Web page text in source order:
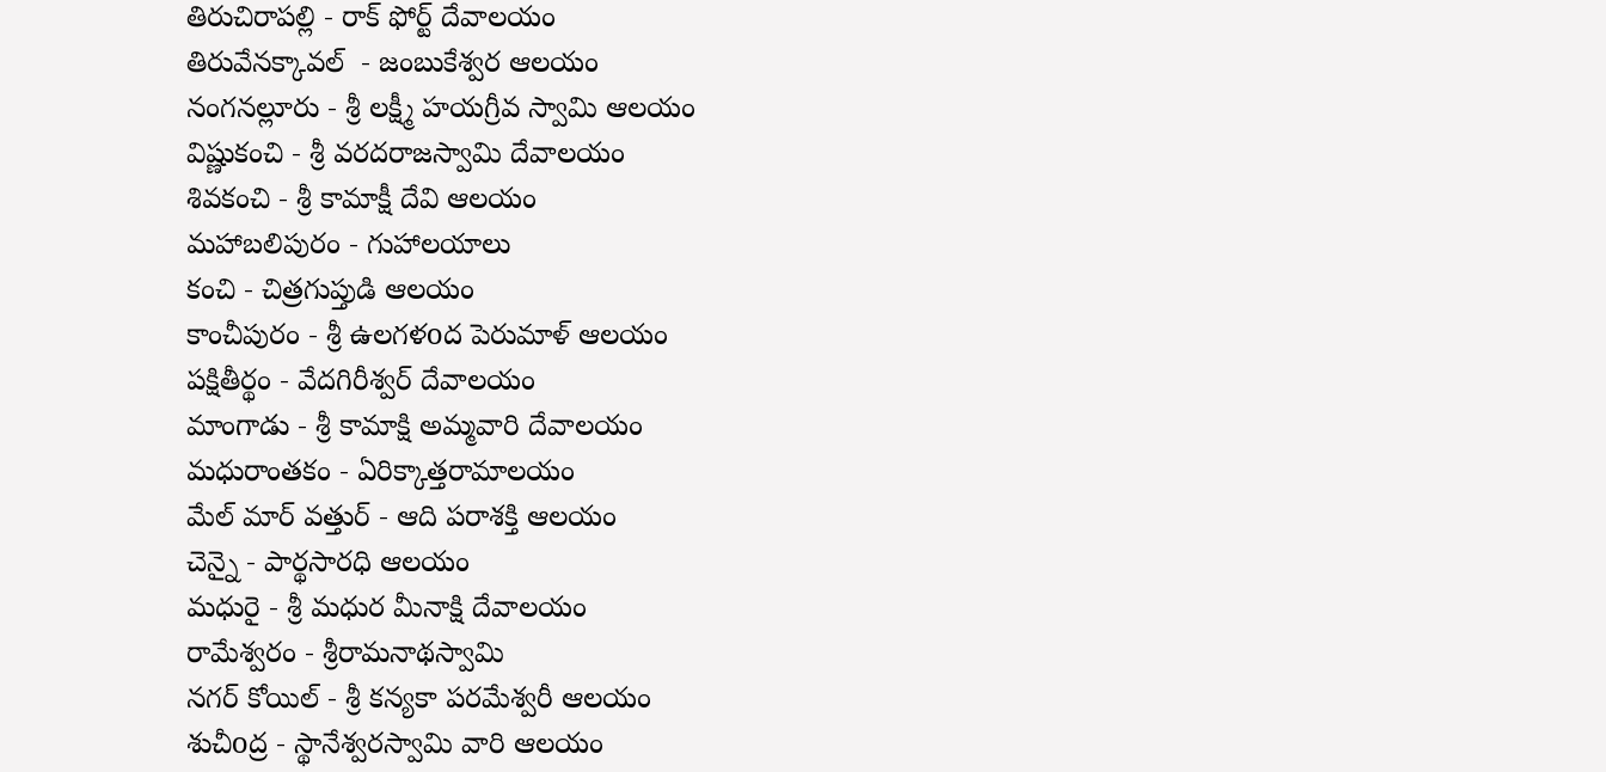
తిరుచిరాపల్లి - రాక్ ఫోర్ట్ దేవాలయం
తిరువేనక్కావల్ - జంబుకేశ్వర ఆలయం
నంగనల్లూరు - శ్రీ లక్ష్మీ హయగ్రీవ స్వామి ఆలయం
విష్ణుకంచి - శ్రీ వరదరాజస్వామి దేవాలయం
శివకంచి - శ్రీ కామాక్షీ దేవి ఆలయం
మహాబలిపురం - గుహాలయాలు
కంచి - చిత్రగుప్తుడి ఆలయం
కాంచీపురం - శ్రీ ఉలగళoద పెరుమాళ్ ఆలయం
పక్షితీర్థం - వేదగిరీశ్వర్ దేవాలయం
మాంగాడు - శ్రీ కామాక్షి అమ్మవారి దేవాలయం
మధురాంతకం - ఏరిక్కాత్తరామాలయం
మేల్ మార్ వత్తుర్ - ఆది పరాశక్తి ఆలయం
చెన్నై - పార్థసారధి ఆలయం
మధురై - శ్రీ మధుర మీనాక్షి దేవాలయం
రామేశ్వరం - శ్రీరామనాథస్వామి
నగర్ కోయిల్ - శ్రీ కన్యకా పరమేశ్వరీ ఆలయం
శుచీoద్ర - స్థానేశ్వరస్వామి వారి ఆలయం